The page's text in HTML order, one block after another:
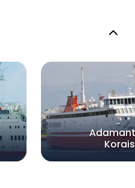
Korais